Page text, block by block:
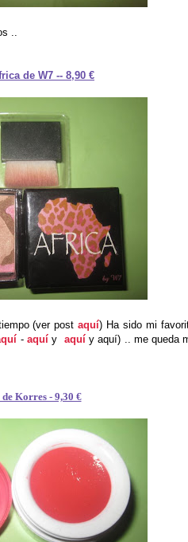
..
de W7 -- 8,90 €
(ver postaquí) Ha sido mi
- aquíy aquíy aquí) .. me queda
Korres - 9,30 €